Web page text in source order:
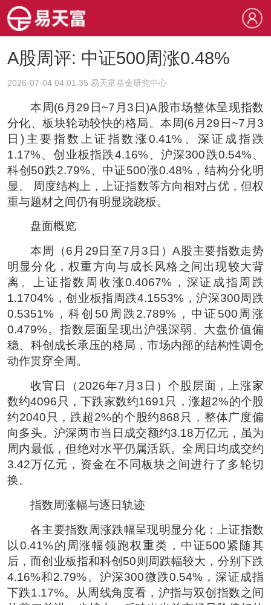
A股周评: 中证500周涨0.48%
2026-07-04 04:01:35 易天富基金研究中心
本周(6月29日~7月3日)A股市场整体呈现指数
分化、板块轮动较快的格局。本周(6月29日~7月3
日)主要指数上证指数涨0.41%、深证成指跌
1.17%、创业板指跌4.16%、沪深300跌0.54%、
科创50跌2.79%、中证500涨0.48%，结构分化明
显。 周度结构上，上证指数等方向相对占优，但权
重与题材之间仍有明显跷跷板。
盘面概览
本周（6月29日至7月3日）A股主要指数走势
明显分化，权重方向与成长风格之间出现较大背
离。上证指数周收涨0.4067%，深证成指周跌
1.1704%，创业板指周跌4.1553%，沪深300周跌
0.5351%，科创50周跌2.789%，中证500周涨
0.479%。指数层面呈现出沪强深弱、大盘价值偏
稳、科创成长承压的格局，市场内部的结构性调仓
动作贯穿全周。
收官日（2026年7月3日）个股层面，上涨家
数约4096只，下跌家数约1691只，涨超2%的个股
约2040只，跌超2%的个股约868只，整体广度偏
向多头。沪深两市当日成交额约3.18万亿元，虽为
周内最低，但绝对水平仍属活跃。全周日均成交约
3.42万亿元，资金在不同板块之间进行了多轮切
换。
指数周涨幅与逐日轨迹
各主要指数周涨跌幅呈现明显分化：上证指数
以0.41%的周涨幅领跑权重类，中证500紧随其
后，而创业板指和科创50则周跌幅较大，分别下跌
4.16%和2.79%。沪深300微跌0.54%，深证成指
下跌1.17%。从周线角度看，沪指与双创指数之间